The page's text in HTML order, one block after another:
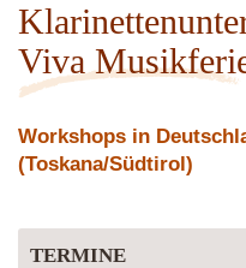
Viva
Workshops in
(Toskana/Südtirol)
TERMINE